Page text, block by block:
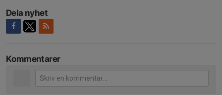
Dela nyhet
Kommentarer